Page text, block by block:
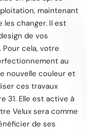
maintenant
les changer. Il est
de vos
cela, votre
au
nouvelle couleur et
ces travaux
31. Elle est active à
Velux sera comme
de ses